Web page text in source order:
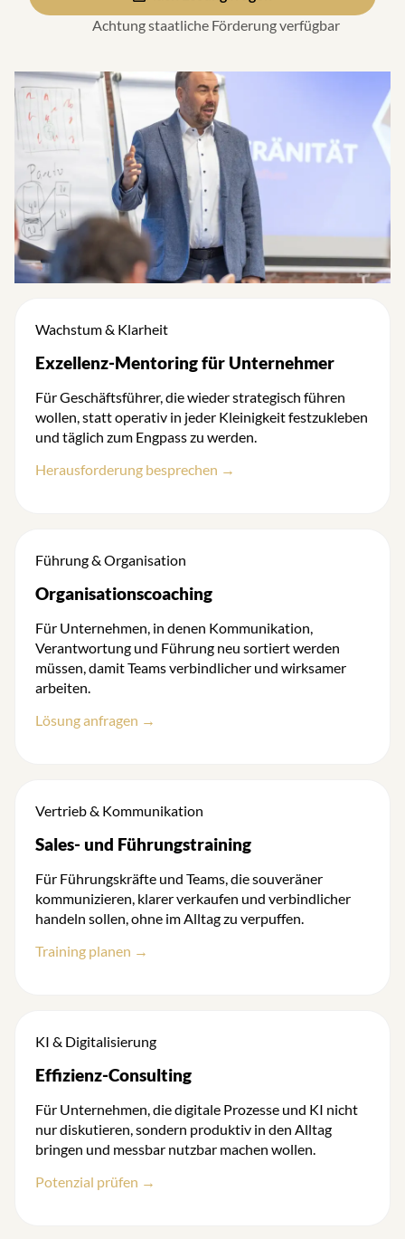
Achtung staatliche Förderung verfügbar
Wachstum & Klarheit
Exzellenz-Mentoring für Unternehmer
Für Geschäftsführer, die wieder strategisch führen
wollen, statt operativ in jeder Kleinigkeit festzukleben
und täglich zum Engpass zu werden.
Herausforderung besprechen →
Führung & Organisation
Organisationscoaching
Für Unternehmen, in denen Kommunikation,
Verantwortung und Führung neu sortiert werden
müssen, damit Teams verbindlicher und wirksamer
arbeiten.
Lösung anfragen →
Vertrieb & Kommunikation
Sales- und Führungstraining
Für Führungskräfte und Teams, die souveräner
kommunizieren, klarer verkaufen und verbindlicher
handeln sollen, ohne im Alltag zu verpuffen.
Training planen →
KI & Digitalisierung
Effizienz-Consulting
Für Unternehmen, die digitale Prozesse und KI nicht
nur diskutieren, sondern produktiv in den Alltag
bringen und messbar nutzbar machen wollen.
Potenzial prüfen →